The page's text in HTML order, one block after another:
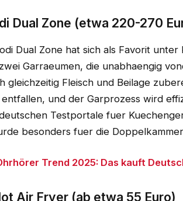
Dual Zone (etwa 220-270
Dual Zone hat sich als Favorit
Garraeumen, die unabhaengig
gleichzeitig Fleisch und Beilage
und der Garprozess wird
Testportale fuer
besonders fuer die
Trend 2025: Das kauft
Air Fryer (ab etwa 55 Euro)